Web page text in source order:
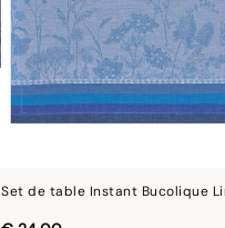
Set de table Instant Bucolique